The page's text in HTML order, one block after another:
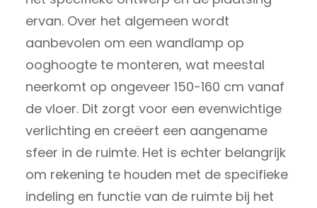
ervan. Over het algemeen wordt
aanbevolen om een wandlamp op
ooghoogte te monteren, wat meestal
neerkomt op ongeveer 150-160 cm vanaf
de vloer. Dit zorgt voor een evenwichtige
verlichting en creëert een aangename
sfeer in de ruimte. Het is echter belangrijk
om rekening te houden met de specifieke
indeling en functie van de ruimte bij het